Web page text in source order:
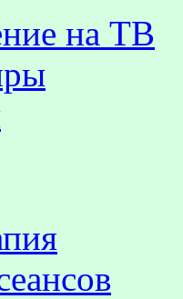
на TВ